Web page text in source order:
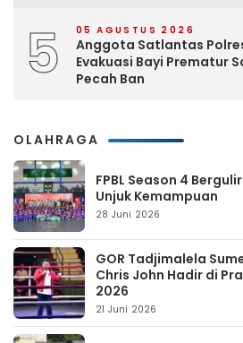
5 05 AGUSTUS 2026
Anggota Satlantas
Evakuasi Bayi Prematur
Pecah Ban
OLAHRAGA
FPBL Season 4
Unjuk Kemampuan
28 Juni 2026
GOR Tadjimalela
Chris John Hadir di
2026
21 Juni 2026